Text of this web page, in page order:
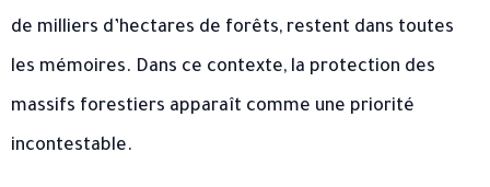
de milliers d’hectares de forêts, restent dans toutes
les mémoires. Dans ce contexte, la protection des
massifs forestiers apparaît comme une priorité
incontestable.